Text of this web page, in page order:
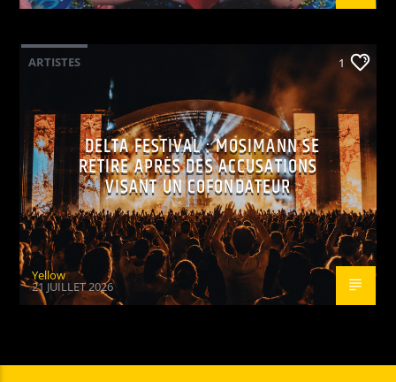
ARTISTES 1
DELTA FESTIVAL : MOSIMANN SE
RETIRE APRÈS DES ACCUSATIONS
VISANT UN COFONDATEUR
Yellow
21 JUILLET 2026